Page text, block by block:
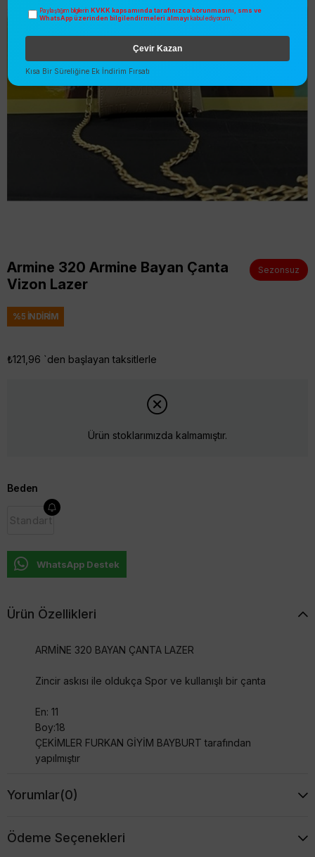
Armine 320 Armine Bayan Çanta
Vizon Lazer
Sezonsuz
%5 İNDIRIM
₺121,96 `den başlayan taksitlerle
Ürün stoklarımızda kalmamıştır.
Beden
Standart
WhatsApp Destek
Ürün Özellikleri
ARMİNE 320 BAYAN ÇANTA LAZER
Zincir askısı ile oldukça Spor ve kullanışlı bir çanta
En: 11
Boy:18
ÇEKİMLER FURKAN GİYİM BAYBURT tarafından
yapılmıştır
Yorumlar(0)
Ödeme Seçenekleri
Paylaştığım bilgilerin KVKK kapsamında tarafınızca korunmasını, sms ve
WhatsApp üzerinden bilgilendirmeleri almayı kabul ediyorum.
Çevir Kazan
Kısa Bir Süreliğine Ek İndirim Fırsatı